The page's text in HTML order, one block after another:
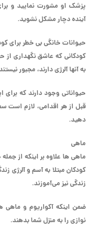
پزشک او مشورت نمایید و
آینده دچار مشکل نشوید.
حیوانات خانگی بی خطر برای
کودکانی که عاشق نگهداری از
به آنها آلرژی دارند، مجبور
حیواناتی وجود دارند که
قبل از هر اقدامی، لازم است
دهید.
ماهی
ماهی ها علاوه بر اینکه از
کودکان مبتلا به آسم و آلرژی
زندگی نیز می‌آموزند.
ضمن اینکه آکواریوم و
نوازی را به منزل شما بدهند.